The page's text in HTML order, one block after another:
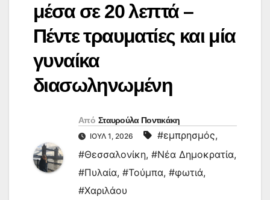
μέσα σε 20 λεπτά –
Πέντε τραυματίες και μία
γυναίκα
διασωληνωμένη
Από Σταυρούλα Ποντικάκη
ΙΟΎΛ 1, 2026 #εμπρησμός,
#Θεσσαλονίκη, #Νέα Δημοκρατία,
#Πυλαία, #Τούμπα, #φωτιά,
#Χαριλάου